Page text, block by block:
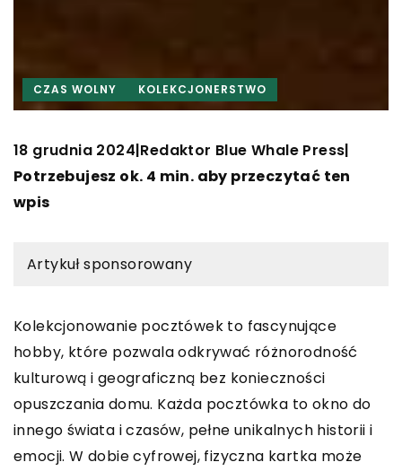
CZAS WOLNY KOLEKCJONERSTWO
18 grudnia 2024|Redaktor Blue Whale Press|
Potrzebujesz ok. 4 min. aby przeczytać ten
wpis
Artykuł sponsorowany
Kolekcjonowanie pocztówek to fascynujące
hobby, które pozwala odkrywać różnorodność
kulturową i geograficzną bez konieczności
opuszczania domu. Każda pocztówka to okno do
innego świata i czasów, pełne unikalnych historii i
emocji. W dobie cyfrowej, fizyczna kartka może